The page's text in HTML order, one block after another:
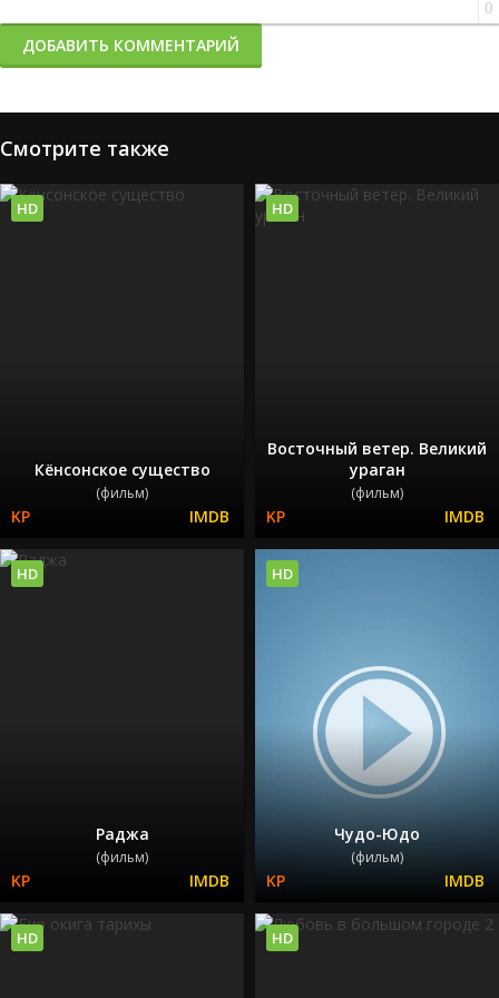
0
ДОБАВИТЬ КОММЕНТАРИЙ
Смотрите также
Кёнсонское существо
(фильм)
HD
Восточный ветер. Великий
ураган
(фильм)
HD
Раджа
(фильм)
HD
Чудо-Юдо
(фильм)
HD
HD HD